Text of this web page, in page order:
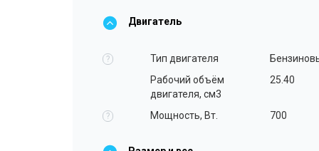
Двигатель
? Тип двигателя
Рабочий объём
двигателя, см3
25.40
? Мощность, Вт. 700